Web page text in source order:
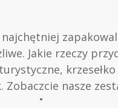
Jakie rzeczy
Zobaczcie nasze